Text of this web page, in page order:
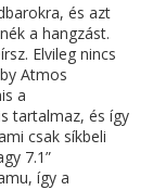
és azt
a hangzást.
Elvileg nincs
Atmos
a
tartalmaz, és így
csak síkbeli
7.1”
így a